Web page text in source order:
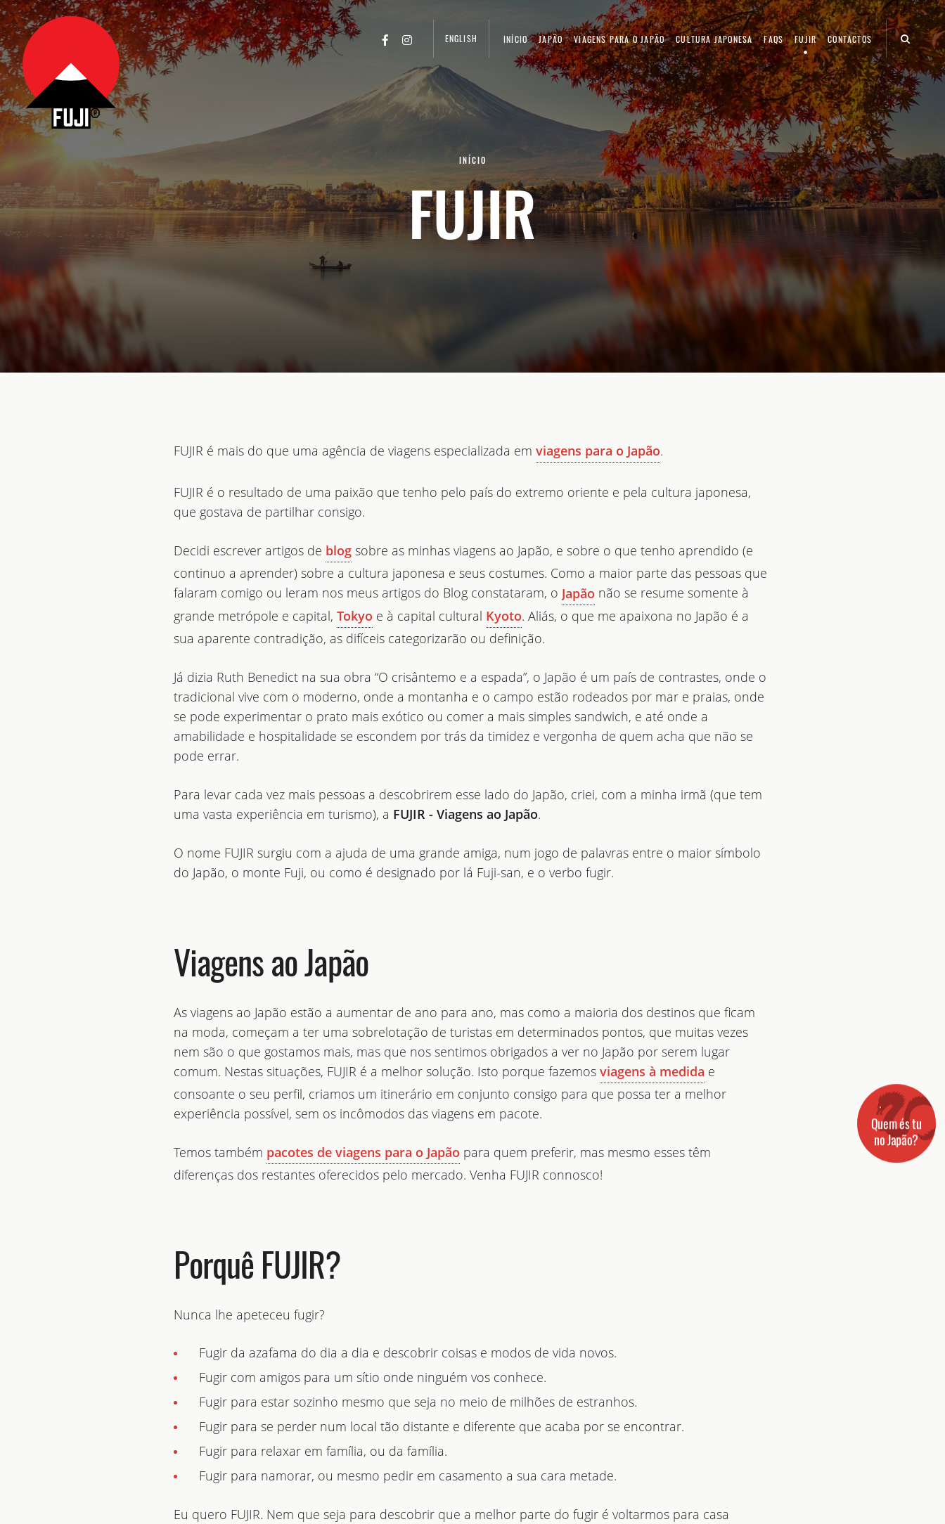
Quem és tu
no Japão?
ENGLISH INÍCIO JAPÃO VIAGENS PARA O JAPÃO CULTURA JAPONESA FAQS FUJIR CONTACTOS
INÍCIO
FUJIR
FUJIR é mais do que uma agência de viagens especializada em viagens para o Japão.
FUJIR é o resultado de uma paixão que tenho pelo país do extremo oriente e pela cultura japonesa,
que gostava de partilhar consigo.
Decidi escrever artigos de blog sobre as minhas viagens ao Japão, e sobre o que tenho aprendido (e
continuo a aprender) sobre a cultura japonesa e seus costumes. Como a maior parte das pessoas que
falaram comigo ou leram nos meus artigos do Blog constataram, o Japão não se resume somente à
grande metrópole e capital, Tokyo e à capital cultural Kyoto. Aliás, o que me apaixona no Japão é a
sua aparente contradição, as difíceis categorizarão ou definição.
Já dizia Ruth Benedict na sua obra “O crisântemo e a espada”, o Japão é um país de contrastes, onde o
tradicional vive com o moderno, onde a montanha e o campo estão rodeados por mar e praias, onde
se pode experimentar o prato mais exótico ou comer a mais simples sandwich, e até onde a
amabilidade e hospitalidade se escondem por trás da timidez e vergonha de quem acha que não se
pode errar.
Para levar cada vez mais pessoas a descobrirem esse lado do Japão, criei, com a minha irmã (que tem
uma vasta experiência em turismo), a FUJIR - Viagens ao Japão.
O nome FUJIR surgiu com a ajuda de uma grande amiga, num jogo de palavras entre o maior símbolo
do Japão, o monte Fuji, ou como é designado por lá Fuji-san, e o verbo fugir.
Viagens ao Japão
As viagens ao Japão estão a aumentar de ano para ano, mas como a maioria dos destinos que ficam
na moda, começam a ter uma sobrelotação de turistas em determinados pontos, que muitas vezes
nem são o que gostamos mais, mas que nos sentimos obrigados a ver no Japão por serem lugar
comum. Nestas situações, FUJIR é a melhor solução. Isto porque fazemos viagens à medida e
consoante o seu perfil, criamos um itinerário em conjunto consigo para que possa ter a melhor
experiência possível, sem os incômodos das viagens em pacote.
Temos também pacotes de viagens para o Japão para quem preferir, mas mesmo esses têm
diferenças dos restantes oferecidos pelo mercado. Venha FUJIR connosco!
Porquê FUJIR?
Nunca lhe apeteceu fugir?
Fugir da azafama do dia a dia e descobrir coisas e modos de vida novos.
Fugir com amigos para um sítio onde ninguém vos conhece.
Fugir para estar sozinho mesmo que seja no meio de milhões de estranhos.
Fugir para se perder num local tão distante e diferente que acaba por se encontrar.
Fugir para relaxar em família, ou da família.
Fugir para namorar, ou mesmo pedir em casamento a sua cara metade.
Eu quero FUJIR. Nem que seja para descobrir que a melhor parte do fugir é voltarmos para casa